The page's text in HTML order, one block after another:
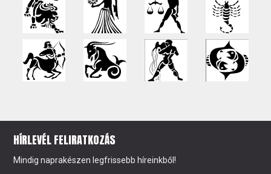
HÍRLEVÉL FELIRATKOZÁS
Mindig naprakészen legfrissebb híreinkből!